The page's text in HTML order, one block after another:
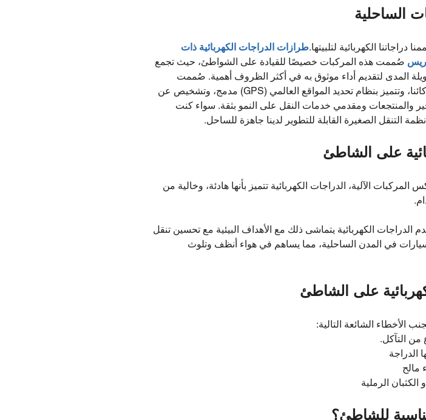
الساحلية
الكهربائية لتلبيتها.طرازات الدراجات الكهربائية ذات
صُممت هذه المركبات خصيصًا للقيادة على الشواطئ، حيث تجمع
المدى لتقديم أداء موثوق به في أكثر الظروف أهمية. صُممت
حلولنا الجاهزة للاستخدام في أساطيل المركبات خصيصًا لشركائنا، وتتميز بنظام تحديد المواقع العالمي (GPS) مدمج، وتشخيص عن
والمنتجعات ومقدمي خدمات النقل على النمو بثقة. سواء كنت
التنقل الصغيرة القابلة للتطوير لدينا جاهزة للساحل.
على الشاطئ
الآلية، الدراجات الكهربائية تتميز بأنها هادئة، وخالية من
الدراجات الكهربائية يتماشى ذلك مع الأهداف البيئية مع تحسين تنقل
في المدن الساحلية، مما يساهم في هواء أنظف وتلوث
على الشاطئ
الأخطاء الشائعة التالية:
من التآكل.
الدراجة
مالح
الكثبان الرملية
للشاطئ؟